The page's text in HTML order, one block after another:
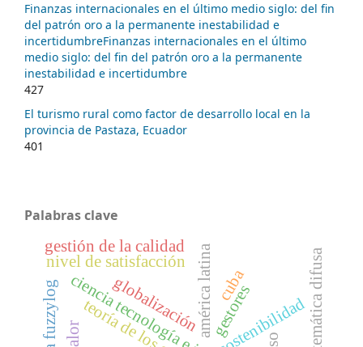
Finanzas internacionales en el último medio siglo: del fin
del patrón oro a la permanente inestabilidad e
incertidumbreFinanzas internacionales en el último
medio siglo: del fin del patrón oro a la permanente
inestabilidad e incertidumbre
427
El turismo rural como factor de desarrollo local en la
provincia de Pastaza, Ecuador
401
Palabras clave
américa latinasostenibilidad
nivel de satisfacción matemática difusa
gestión de la calidad
gestores
cuba
globalización